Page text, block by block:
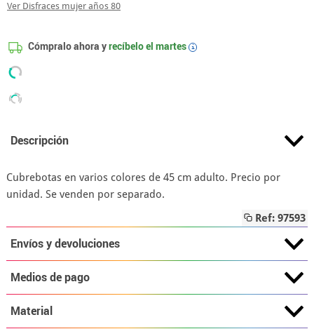
Ver Disfraces mujer años 80
Cómpralo ahora yrecíbelo el martes i
Descripción
Cubrebotas en varios colores de 45 cm adulto. Precio por
unidad. Se venden por separado.
Ref: 97593
Envíos y devoluciones
Medios de pago
Material